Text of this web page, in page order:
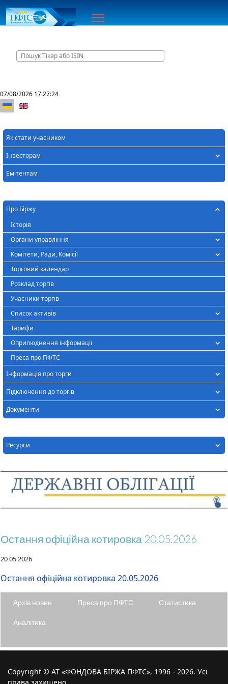
07/08/2026 17:27:24
Оберіть свою мову
Як стати учасником
Інвесторам
Емітентам
Про Біржу
Історія
Органи управління
Комітети, Ради, Комісії
Торговий календар
Розклад торгів
Учасники торгів
Список активів
Тарифи
Оприлюднення інформації
Преса про ПФТС
Інформація про торги
Підключення до торгів
Документи
Ресурси
Остання офіційна котировка 20.05.2026
20 05 2026
Остання офіційна котировка 20.05.2026
Архів новин Преса про ПФТС Статистика
Аналітика
Copyright © АТ «ФОНДОВА БІРЖА ПФТС», 1996 - 2026. Усі